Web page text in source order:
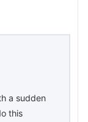
a sudden
this